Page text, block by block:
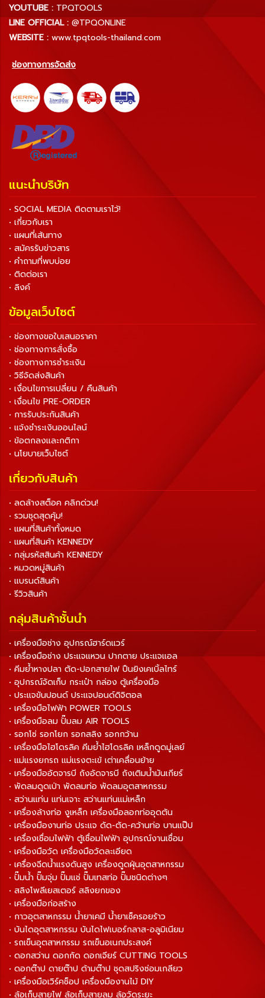
YOUTUBE : TPQTOOLS
LINE OFFICIAL : @TPQONLINE
WEBSITE : www.tpqtools-thailand.com
ช่องทางการจัดส่ง
แนะนำบริษัท
• SOCIAL MEDIA ติดตามเราไว้!
• เกี่ยวกับเรา
• แผนที่เส้นทาง
• สมัครรับข่าวสาร
• คำถามที่พบบ่อย
• ติดต่อเรา
• ลิงค์
ข้อมูลเว็บไซต์
• ช่องทางขอใบเสนอราคา
• ช่องทางการสั่งซื้อ
• ช่องทางการชำระเงิน
• วิธีจัดส่งสินค้า
• เงื่อนไขการเปลี่ยน / คืนสินค้า
• เงื่อนไข PRE-ORDER
• การรับประกันสินค้า
• แจ้งชำระเงินออนไลน์
• ข้อตกลงและกติกา
• นโยบายเว็บไซต์
เกี่ยวกับสินค้า
• ลดล้างสต็อค คลิกด่วน!
• รวมชุดสุดคุ้ม!
• แผนที่สินค้าทั้งหมด
• แผนที่สินค้า KENNEDY
• กลุ่มรหัสสินค้า KENNEDY
• หมวดหมู่สินค้า
• แบรนด์สินค้า
• รีวิวสินค้า
กลุ่มสินค้าชั้นนำ
• เครื่องมือช่าง อุปกรณ์ฮาร์ดแวร์
• เครื่องมือช่าง ประแจแหวน ปากตาย ประแจแอล
• คีมย้ำหางปลา ตัด-ปอกสายไฟ ปืนยิงเคเบิ้ลไทร์
• อุปกรณ์จัดเก็บ กระเป๋า กล่อง ตู้เครื่องมือ
• ประแจขันปอนด์ ประแจปอนด์ดิจิตอล
• เครื่องมือไฟฟ้า POWER TOOLS
• เครื่องมือลม ปั๊มลม AIR TOOLS
• รอกโซ่ รอกโยก รอกสลิง รอกกว้าน
• เครื่องมือไฮโดรลิค คีมย้ำไฮโดรลิค เหล็กดูดมู่เลย์
• แม่แรงยกรถ แม่แรงตะเข้ เต่าเคลื่อนย้าย
• เครื่องมืออัดจารบี ถังอัดจารบี ถังเติมน้ำมันเกียร์
• พัดลมดูดเป่า พัดลมท่อ พัดลมอุตสาหกรรม
• สว่านแท่น แท่นเจาะ สว่านแท่นแม่เหล็ก
• เครื่องล้างท่อ งูเหล็ก เครื่องมือลอกท่ออุดตัน
• เครื่องมืองานท่อ ประแจ ดัด-ตัด-คว้านท่อ บานแป๊ป
• เครื่องเชื่อมไฟฟ้า ตู้เชื่อมไฟฟ้า อุปกรณ์งานเชื่อม
• เครื่องมือวัด เครื่องมือวัดละเอียด
• เครื่องฉีดน้ำแรงดันสูง เครื่องดูดฝุ่นอุตสาหกรรม
• ปั๊มน้ำ ปั๊มจุ่ม ปั๊มแช่ ปั๊มเทสท่อ ปั๊มชนิดต่างๆ
• สลิงโพลีเยสเตอร์ สลิงยกของ
• เครื่องมือก่อสร้าง
• กาวอุตสาหกรรม น้ำยาเคมี น้ำยาเช็ครอยร้าว
• บันไดอุตสาหกรรม บันไดไฟเบอร์กลาส-อลูมิเนียม
• รถเข็นอุตสาหกรรม รถเข็นอเนกประสงค์
• ดอกสว่าน ดอกกัด ดอกเจียร์ CUTTING TOOLS
• ดอกต๊าป ดายต๊าป ด้ามต๊าป ชุดสปริงซ่อมเกลียว
• เครื่องมือเวิร์คช็อป เครื่องมืองานไม้ DIY
• ล้อเก็บสายไฟ ล้อเก็บสายลม ล้อวัดระยะ